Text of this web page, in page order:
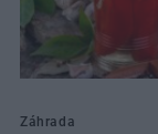
Záhrada